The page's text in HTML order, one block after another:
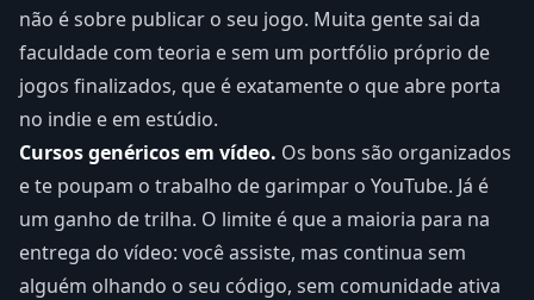
não é sobre publicar o seu jogo. Muita gente sai da
faculdade com teoria e sem um portfólio próprio de
jogos finalizados, que é exatamente o que abre porta
no indie e em estúdio.
Cursos genéricos em vídeo. Os bons são organizados
e te poupam o trabalho de garimpar o YouTube. Já é
um ganho de trilha. O limite é que a maioria para na
entrega do vídeo: você assiste, mas continua sem
alguém olhando o seu código, sem comunidade ativa